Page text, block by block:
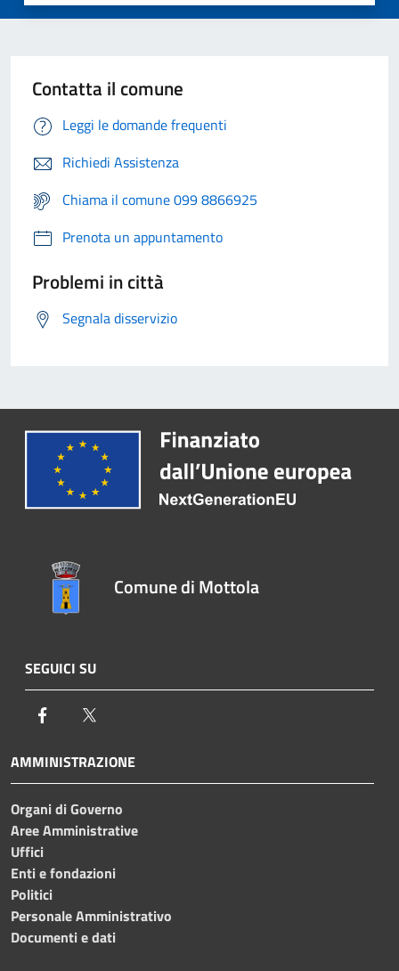
Contatta il comune
Leggi le domande frequenti
Richiedi Assistenza
Chiama il comune 099 8866925
Prenota un appuntamento
Problemi in città
Segnala disservizio
Comune di Mottola
SEGUICI SU
Facebook
AMMINISTRAZIONE
Organi di Governo
Aree Amministrative
Uffici
Enti e fondazioni
Politici
Personale Amministrativo
Documenti e dati